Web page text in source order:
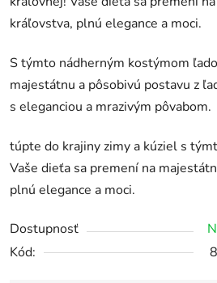
kráľovstva, plnú elegance a moci.
S týmto nádherným kostýmom
majestátnu a pôsobivú postavu z
s eleganciou a mrazivým pôvabom.
túpte do krajiny zimy a kúziel s
Vaše dieťa sa premení na
plnú elegance a moci.
Dostupnosť
Kód: